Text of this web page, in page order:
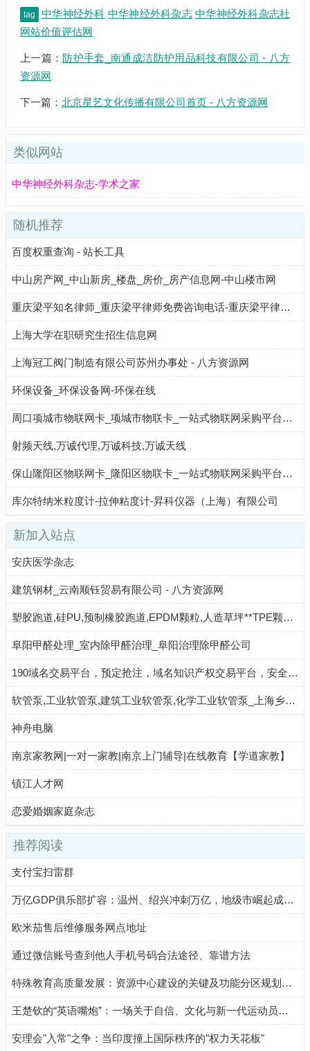
tag 中华神经外科 中华神经外科杂志 中华神经外科杂志社
网站价值评估网
上一篇： 防护手套_南通成洁防护用品科技有限公司 - 八方
资源网
下一篇： 北京星艺文化传播有限公司首页 - 八方资源网
类似网站
中华神经外科杂志-学术之家
随机推荐
百度权重查询 - 站长工具
中山房产网_中山新房_楼盘_房价_房产信息网-中山楼市网
重庆梁平知名律师_重庆梁平律师免费咨询电话-重庆梁平律师网
上海大学在职研究生招生信息网
上海冠工阀门制造有限公司苏州办事处 - 八方资源网
环保设备_环保设备网-环保在线
周口项城市物联网卡_项城市物联卡_一站式物联网采购平台【物联卡商城】
射频天线,万诚代理,万诚科技,万诚天线
保山隆阳区物联网卡_隆阳区物联卡_一站式物联网采购平台【物联卡商城】
库尔特纳米粒度计-拉伸粘度计-昇科仪器（上海）有限公司
新加入站点
安庆医学杂志
建筑钢材_云南顺钰贸易有限公司 - 八方资源网
塑胶跑道,硅PU,预制橡胶跑道,EPDM颗粒,人造草坪**TPE颗粒_河北迅展建筑工程有限公司 - 八方资源网
阜阳甲醛处理_室内除甲醛治理_阜阳治理除甲醛公司
190域名交易平台，预定抢注，域名知识产权交易平台，安全中介，就选190！域名注册丨商标服务
软管泵,工业软管泵,建筑工业软管泵,化学工业软管泵_上海乡源泵业有限公司 - 八方资源网
神舟电脑
南京家教网|一对一家教|南京上门辅导|在线教育【学道家教】
镇江人才网
恋爱婚姻家庭杂志
推荐阅读
支付宝扫雷群
万亿GDP俱乐部扩容：温州、绍兴冲刺万亿，地级市崛起成新引擎
欧米茄售后维修服务网点地址
通过微信账号查到他人手机号码合法途径、靠谱方法
特殊教育高质量发展：资源中心建设的关键及功能分区规划要点
王楚钦的“英语嘴炮”：一场关于自信、文化与新一代运动员气质的生动注脚
安理会"入常"之争：当印度撞上国际秩序的"权力天花板"